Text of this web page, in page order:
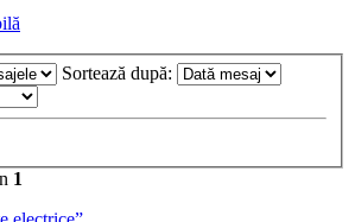
Sortează după:
1